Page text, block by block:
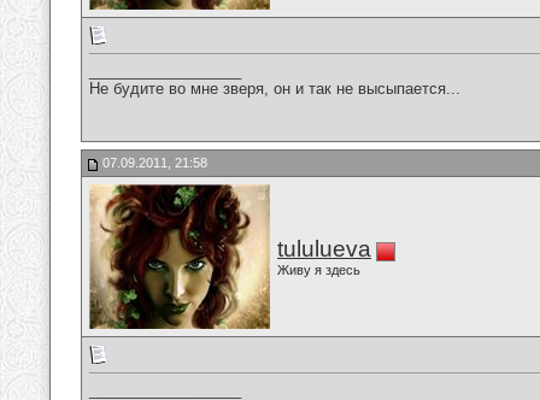
Не будите во мне зверя, он и так не высыпается...
07.09.2011, 21:58
tululueva
Живу я здесь